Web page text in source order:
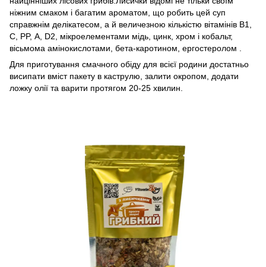
ніжним смаком і багатим ароматом, що робить цей суп
справжнім делікатесом, а й величезною кількістю вітамінів B1,
С, PP, А, D2, мікроелементами мідь, цинк, хром і кобальт,
вісьмома амінокислотами, бета-каротином, ергостеролом .
Для приготування смачного обіду для всієї родини достатньо
висипати вміст пакету в каструлю, залити окропом, додати
ложку олії та варити протягом 20-25 хвилин.